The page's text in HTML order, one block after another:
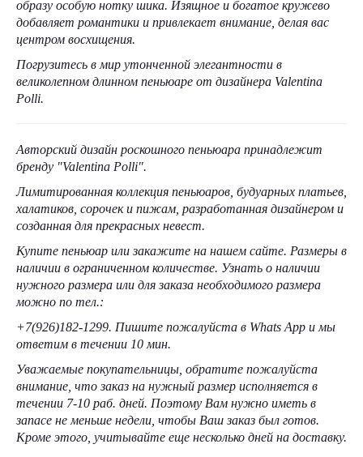
образу особую нотку шика. Изящное и богатое кружево
добавляет романтики и привлекает внимание, делая вас
центром восхищения.
Погрузитесь в мир утонченной элегантности в
великолепном длинном пеньюаре от дизайнера Valentina
Polli.
Авторский дизайн роскошного пеньюара принадлежит
бренду "Valentina Polli".
Лимитированная коллекция пеньюаров, будуарных платьев,
халатиков, сорочек и пижам, разработанная дизайнером и
созданная для прекрасных невест.
Купите пеньюар или закажите на нашем сайте. Размеры в
наличии в ограниченном количестве. Узнать о наличии
нужного размера или для заказа необходимого размера
можно по тел.:
+7(926)182-1299. Пишите пожалуйста в Whats App и мы
ответим в течении 10 мин.
Уважаемые покупательницы, обратите пожалуйста
внимание, что заказ на нужный размер исполняется в
течении 7-10 раб. дней. Поэтому Вам нужно иметь в
запасе не меньше недели, чтобы Ваш заказ был готов.
Кроме этого, учитывайте еще несколько дней на доставку.